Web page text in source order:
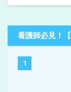
看護師必見！
1